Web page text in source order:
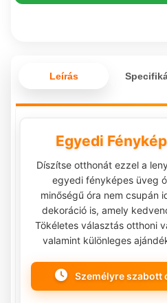
Leírás
Egyedi
Díszítse otthonát ezzel a
egyedi fényképes üveg
minőségű óra nem csupán
dekoráció is, amely
Tökéletes választás otthoni
valamint különleges
Személyre szabott